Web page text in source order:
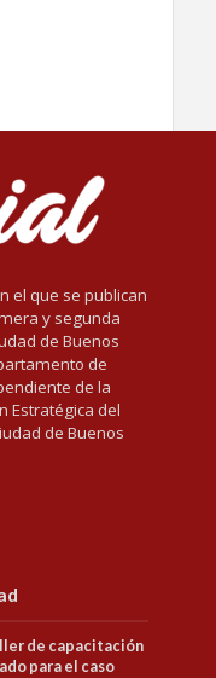
el que se publican
y segunda
de Buenos
de
de la
Estratégica del
de Buenos
de capacitación
para el caso